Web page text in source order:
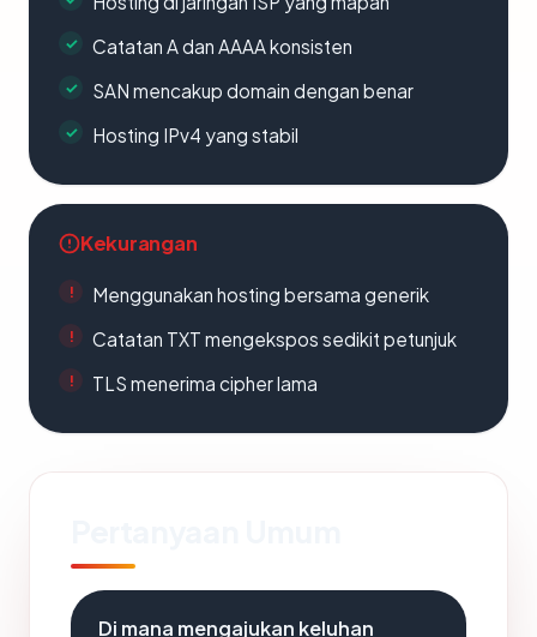
Catatan A dan AAAA konsisten
SAN mencakup domain dengan benar
Hosting IPv4 yang stabil
Kekurangan
Menggunakan hosting bersama generik
Catatan TXT mengekspos sedikit petunjuk
TLS menerima cipher lama
Di mana mengajukan keluhan